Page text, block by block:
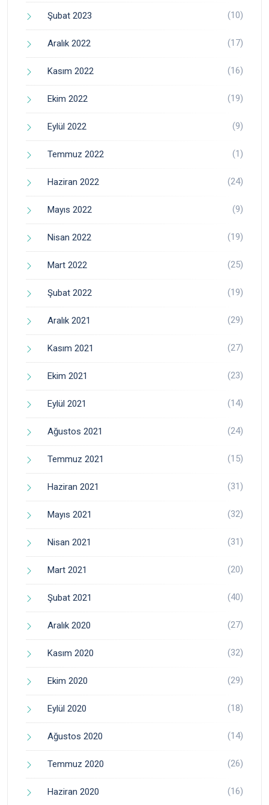
Şubat 2023 (10)
Aralık 2022 (17)
Kasım 2022 (16)
Ekim 2022 (19)
Eylül 2022 (9)
Temmuz 2022 (1)
Haziran 2022 (24)
Mayıs 2022 (9)
Nisan 2022 (19)
Mart 2022 (25)
Şubat 2022 (19)
Aralık 2021 (29)
Kasım 2021 (27)
Ekim 2021 (23)
Eylül 2021 (14)
Ağustos 2021 (24)
Temmuz 2021 (15)
Haziran 2021 (31)
Mayıs 2021 (32)
Nisan 2021 (31)
Mart 2021 (20)
Şubat 2021 (40)
Aralık 2020 (27)
Kasım 2020 (32)
Ekim 2020 (29)
Eylül 2020 (18)
Ağustos 2020 (14)
Temmuz 2020 (26)
Haziran 2020 (16)